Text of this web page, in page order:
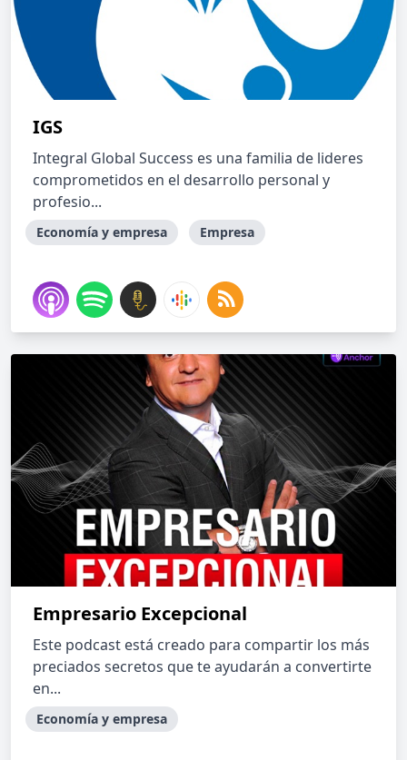
IGS
Integral Global Success es una familia de lideres
comprometidos en el desarrollo personal y
profesio...
Economía y empresa Empresa
Empresario Excepcional
Este podcast está creado para compartir los más
preciados secretos que te ayudarán a convertirte
en...
Economía y empresa